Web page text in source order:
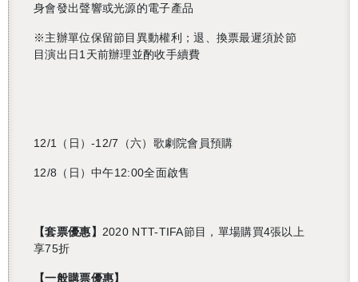
身會發出聲響或光源的電子產品
※主辦單位保留節目異動權利；退、換票最遲須於節
目演出日1 天前辦理並酌收手續費
12/1（日）-12/7（六）歌劇院會員預購
12/8（日）中午12:00全面啟售
【套票優惠】 2020 NTT-TIFA節目，單場購買4張以上
享75折
【一般購票優惠】